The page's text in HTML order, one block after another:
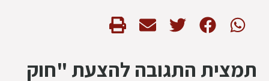
תמצית התגובה להצעת "חוק